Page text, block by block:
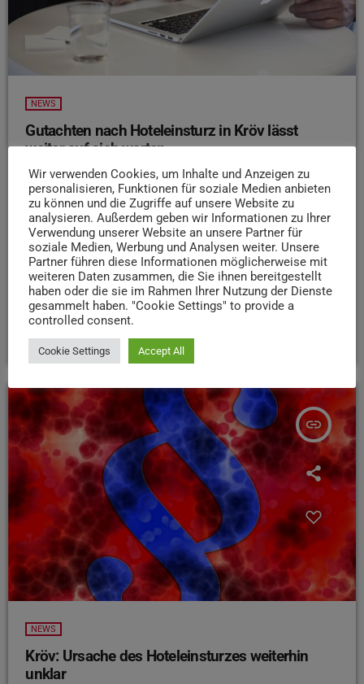
NEWS
Gutachten nach Hoteleinsturz in Kröv lässt
weiter auf sich warten
Zwei Monate nach dem Einsturz eines Hotels in Kröv
liegt nach wie vor kein Gutachten zur Unglücksursache
vor. Offenbar verzögert sich die Analyse wegen der
Komplexität des Vorfalls, bei dem zwei Menschen ums
Leben kamen. Die Staatsanwaltschaft Trier erklärt, dass
die Untersuchungen vor Ort zwar abgeschlossen sind,
doch der Bericht noch Zeit erfordert. Ein genaues Datum
für die Vorlage des Gutachtens wurde nicht genannt.
insert_link
NEWS
Kröv: Ursache des Hoteleinsturzes weiterhin
unklar
Wir verwenden Cookies, um Inhalte und Anzeigen zu
personalisieren, Funktionen für soziale Medien anbieten
zu können und die Zugriffe auf unsere Website zu
analysieren. Außerdem geben wir Informationen zu Ihrer
Verwendung unserer Website an unsere Partner für
soziale Medien, Werbung und Analysen weiter. Unsere
Partner führen diese Informationen möglicherweise mit
weiteren Daten zusammen, die Sie ihnen bereitgestellt
haben oder die sie im Rahmen Ihrer Nutzung der Dienste
gesammelt haben. "Cookie Settings" to provide a
controlled consent.
Cookie Settings Accept All